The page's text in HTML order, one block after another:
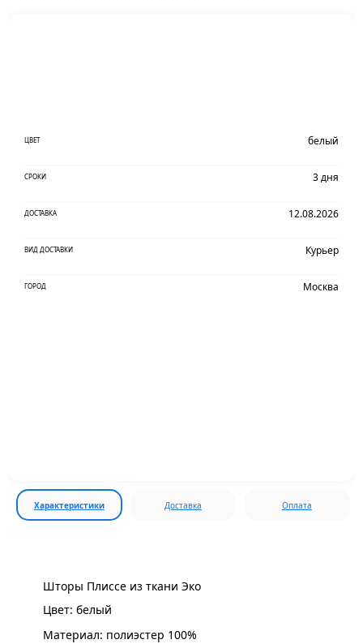
ЦВЕТ белый
СРОКИ 3 дня
ДОСТАВКА 12.08.2026
ВИД ДОСТАВКИ Курьер
ГОРОД Москва
Характеристики Доставка Оплата
Шторы Плиссе из ткани Эко
Цвет: белый
Материал: полиэстер 100%